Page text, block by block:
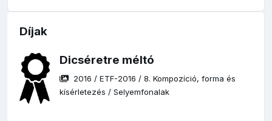
Díjak
Dicséretre méltó
2016 /ETF-2016 /8. Kompozíció, forma és
kísérletezés /Selyemfonalak